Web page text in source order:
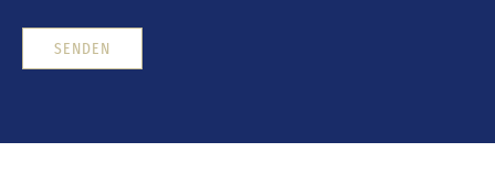
SENDEN